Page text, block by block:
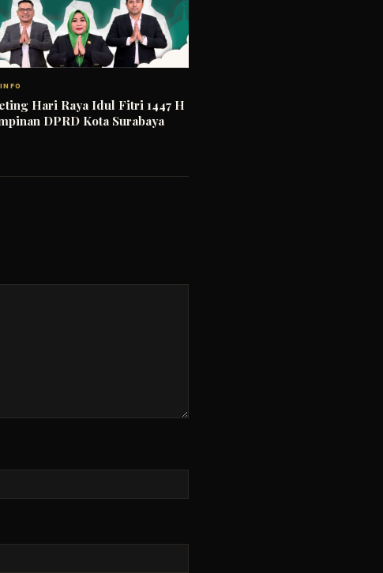
Hari Raya Idul Fitri 1447 H
DPRD Kota Surabaya